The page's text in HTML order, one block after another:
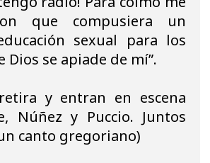
que compusiera un
sexual para los
Dios se apiade de mí”.
y entran en escena
Núñez y Puccio. Juntos
canto gregoriano)